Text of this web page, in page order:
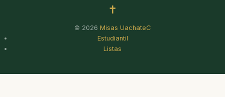
✝
© 2026 Misas UachateC
Estudiantil
Listas